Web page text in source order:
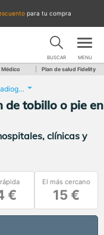
para tu compra
BUSCAR MENU
Plan de salud Fidelity
Radiografía. Una proyección de tobillo o pie
de tobillo o pie en
clínicas y
€
El más cercano
15 €